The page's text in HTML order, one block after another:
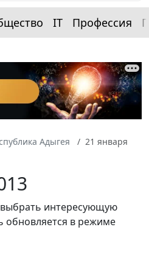
IT Профессия
Адыгея
21 января
выбрать интересующую
обновляется в режиме